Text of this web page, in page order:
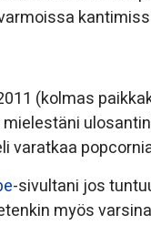
(kolmas
varatkaa
-sivultani jos
myös